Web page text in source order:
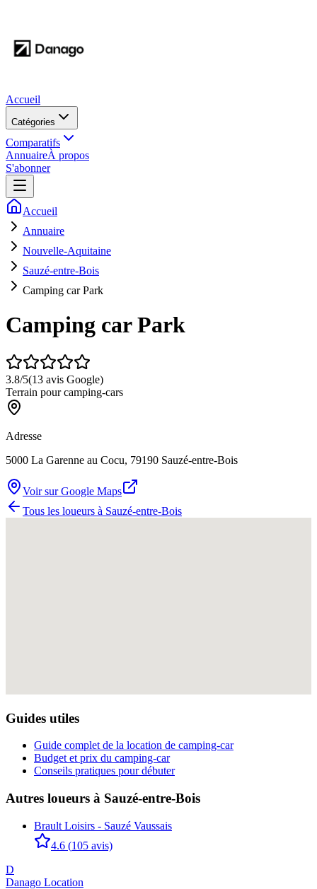
Accueil
Catégories
Comparatifs
AnnuaireÀ propos
S'abonner
Accueil
Annuaire
Nouvelle-Aquitaine
Sauzé-entre-Bois
Camping car Park
Camping car Park
3.8/5(13 avis Google)
Terrain pour camping-cars
Adresse
5000 La Garenne au Cocu, 79190 Sauzé-entre-Bois
Voir sur Google Maps
Tous les loueurs à Sauzé-entre-Bois
Guides utiles
Guide complet de la location de camping-car
Budget et prix du camping-car
Conseils pratiques pour débuter
Autres loueurs à Sauzé-entre-Bois
Brault Loisirs - Sauzé Vaussais
4.6 (105 avis)
D
Danago Location